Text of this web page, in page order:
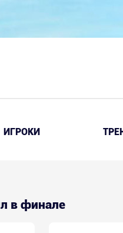
ИГРОКИ
в финале